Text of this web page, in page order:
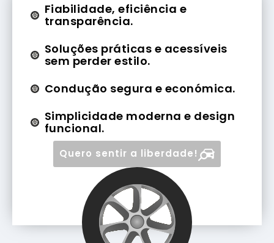
Fiabilidade, eficiência e
transparência.
Soluções práticas e acessíveis
sem perder estilo.
Condução segura e económica.
Simplicidade moderna e design
funcional.
Quero sentir a liberdade!